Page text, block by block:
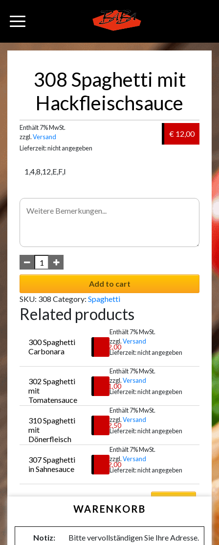
308 Spaghetti mit
Hackfleischsauce
€ 12,00
Enthält 7% MwSt.
zzgl.Versand
Lieferzeit: nicht angegeben
1,4,8,12,E,F,I
Add to cart
SKU: 308 Category: Spaghetti
Related products
300 Spaghetti
Carbonara
12,00
Enthält 7% MwSt.
zzgl.Versand
Lieferzeit: nicht angegeben
302 Spaghetti
mit
Tomatensauce
11,00
Enthält 7% MwSt.
zzgl.Versand
Lieferzeit: nicht angegeben
310 Spaghetti
mit
Dönerfleisch
12,50
Enthält 7% MwSt.
zzgl.Versand
Lieferzeit: nicht angegeben
307 Spaghetti
in Sahnesauce
12,00
Enthält 7% MwSt.
zzgl.Versand
Lieferzeit: nicht angegeben
WARENKORB
Notiz: Bitte vervollständigen Sie Ihre Adresse.